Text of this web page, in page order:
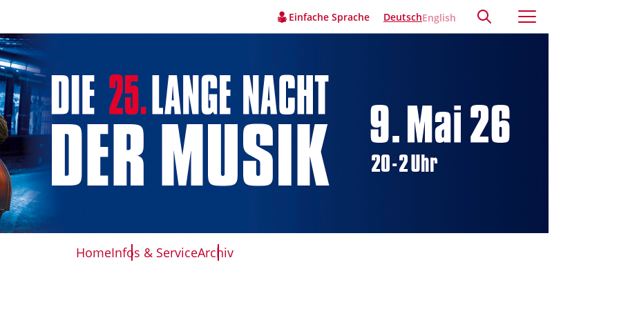
HomeInfos & ServiceArchiv
DeutschEnglish
Einfache Sprache